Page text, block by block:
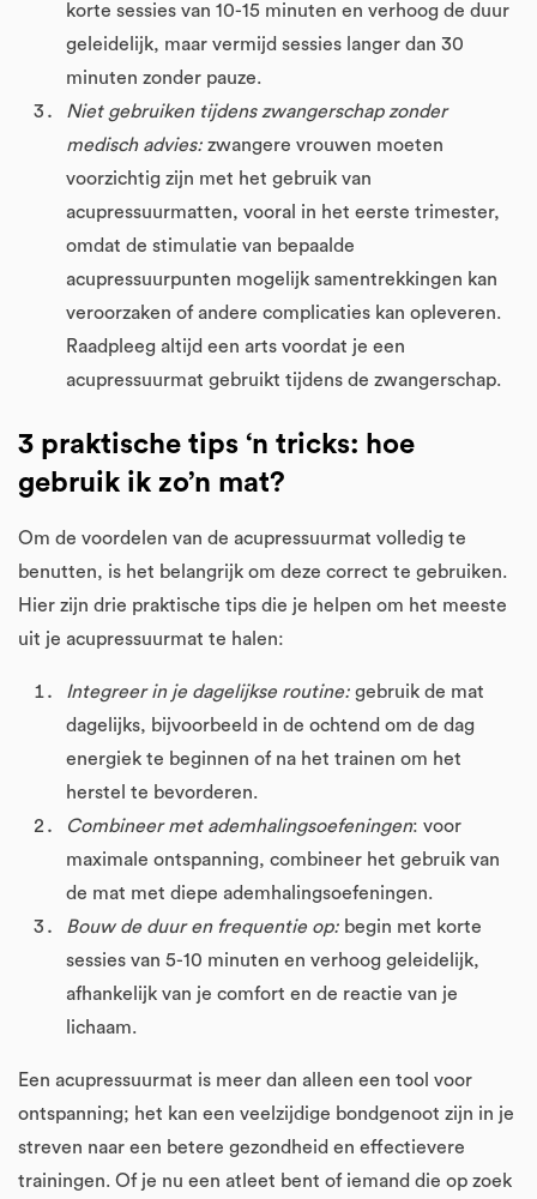
korte sessies van 10-15 minuten en verhoog de duur
geleidelijk, maar vermijd sessies langer dan 30
minuten zonder pauze.
Niet gebruiken tijdens zwangerschap zonder
medisch advies: zwangere vrouwen moeten
voorzichtig zijn met het gebruik van
acupressuurmatten, vooral in het eerste trimester,
omdat de stimulatie van bepaalde
acupressuurpunten mogelijk samentrekkingen kan
veroorzaken of andere complicaties kan opleveren.
Raadpleeg altijd een arts voordat je een
acupressuurmat gebruikt tijdens de zwangerschap.
3 praktische tips ‘n tricks: hoe
gebruik ik zo’n mat?
Om de voordelen van de acupressuurmat volledig te
benutten, is het belangrijk om deze correct te gebruiken.
Hier zijn drie praktische tips die je helpen om het meeste
uit je acupressuurmat te halen:
Integreer in je dagelijkse routine: gebruik de mat
dagelijks, bijvoorbeeld in de ochtend om de dag
energiek te beginnen of na het trainen om het
herstel te bevorderen.
Combineer met ademhalingsoefeningen: voor
maximale ontspanning, combineer het gebruik van
de mat met diepe ademhalingsoefeningen.
Bouw de duur en frequentie op: begin met korte
sessies van 5-10 minuten en verhoog geleidelijk,
afhankelijk van je comfort en de reactie van je
lichaam.
Een acupressuurmat is meer dan alleen een tool voor
ontspanning; het kan een veelzijdige bondgenoot zijn in je
streven naar een betere gezondheid en effectievere
trainingen. Of je nu een atleet bent of iemand die op zoek